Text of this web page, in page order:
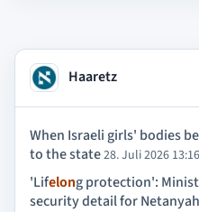
Haaretz
When Israeli girls' bodies
to the state28. Juli 2026 13:16
'Lifelong protection':
security detail for